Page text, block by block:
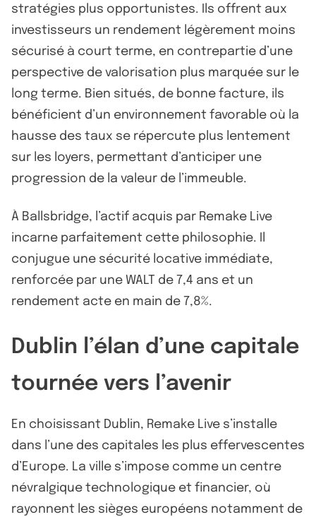
stratégies plus opportunistes. Ils offrent aux
investisseurs un rendement légèrement moins
sécurisé à court terme, en contrepartie d’une
perspective de valorisation plus marquée sur le
long terme. Bien situés, de bonne facture, ils
bénéficient d’un environnement favorable où la
hausse des taux se répercute plus lentement
sur les loyers, permettant d’anticiper une
progression de la valeur de l’immeuble.
À Ballsbridge, l’actif acquis par Remake Live
incarne parfaitement cette philosophie. Il
conjugue une sécurité locative immédiate,
renforcée par une WALT de 7,4 ans et un
rendement acte en main de 7,8%.
Dublin l’élan d’une capitale
tournée vers l’avenir
En choisissant Dublin, Remake Live s’installe
dans l’une des capitales les plus effervescentes
d’Europe. La ville s’impose comme un centre
névralgique technologique et financier, où
rayonnent les sièges européens notamment de